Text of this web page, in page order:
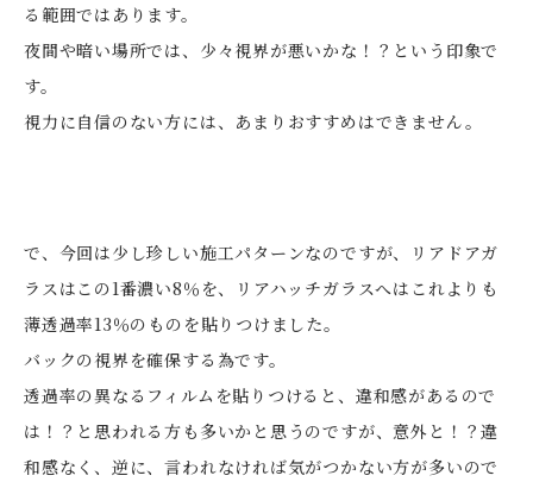
る範囲ではあります。
夜間や暗い場所では、少々視界が悪いかな！？という印象で
す。
視力に自信のない方には、あまりおすすめはできません。
で、今回は少し珍しい施工パターンなのですが、リアドアガ
ラスはこの1番濃い8％を、リアハッチガラスへはこれよりも
薄透過率13％のものを貼りつけました。
バックの視界を確保する為です。
透過率の異なるフィルムを貼りつけると、違和感があるので
は！？と思われる方も多いかと思うのですが、意外と！？違
和感なく、逆に、言われなければ気がつかない方が多いので